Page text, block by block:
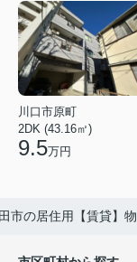
川口市原町
2DK (43.16㎡)
9.5万円
市の居住用【賃貸】